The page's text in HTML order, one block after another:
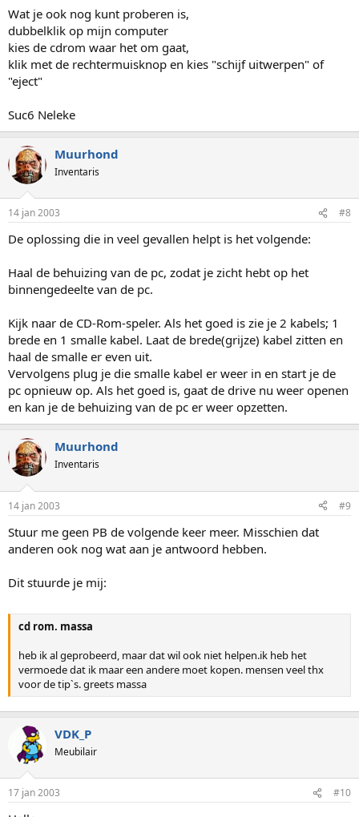
Wat je ook nog kunt proberen is,
dubbelklik op mijn computer
kies de cdrom waar het om gaat,
klik met de rechtermuisknop en kies "schijf uitwerpen" of
"eject"
Suc6 Neleke
Muurhond
Inventaris
14 jan 2003 #8
De oplossing die in veel gevallen helpt is het volgende:
Haal de behuizing van de pc, zodat je zicht hebt op het
binnengedeelte van de pc.
Kijk naar de CD-Rom-speler. Als het goed is zie je 2 kabels; 1
brede en 1 smalle kabel. Laat de brede(grijze) kabel zitten en
haal de smalle er even uit.
Vervolgens plug je die smalle kabel er weer in en start je de
pc opnieuw op. Als het goed is, gaat de drive nu weer openen
en kan je de behuizing van de pc er weer opzetten.
Muurhond
Inventaris
14 jan 2003 #9
Stuur me geen PB de volgende keer meer. Misschien dat
anderen ook nog wat aan je antwoord hebben.
Dit stuurde je mij:
cd rom. massa
heb ik al geprobeerd, maar dat wil ook niet helpen.ik heb het
vermoede dat ik maar een andere moet kopen. mensen veel thx
voor de tip`s. greets massa
VDK_P
Meubilair
17 jan 2003 #10